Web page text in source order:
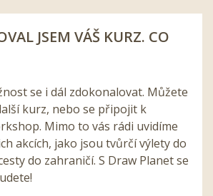
JSEM VÁŠ KURZ. CO
se i dál zdokonalovat. Můžete
kurz, nebo se připojit k
Mimo to vás rádi uvidíme
akcích, jako jsou tvůrčí výlety do
do zahraničí. S Draw Planet se